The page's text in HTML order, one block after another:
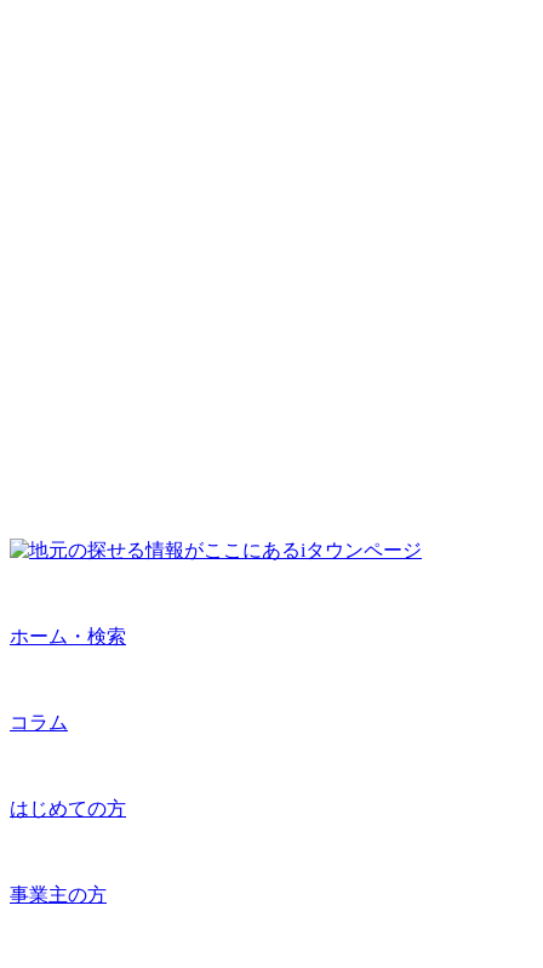
ホーム・検索
コラム
はじめての方
事業主の方